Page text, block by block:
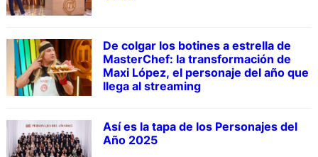
De colgar los botines a estrella de
MasterChef: la transformación de
Maxi López, el personaje del año que
llega al streaming
Así es la tapa de los Personajes del
Año 2025